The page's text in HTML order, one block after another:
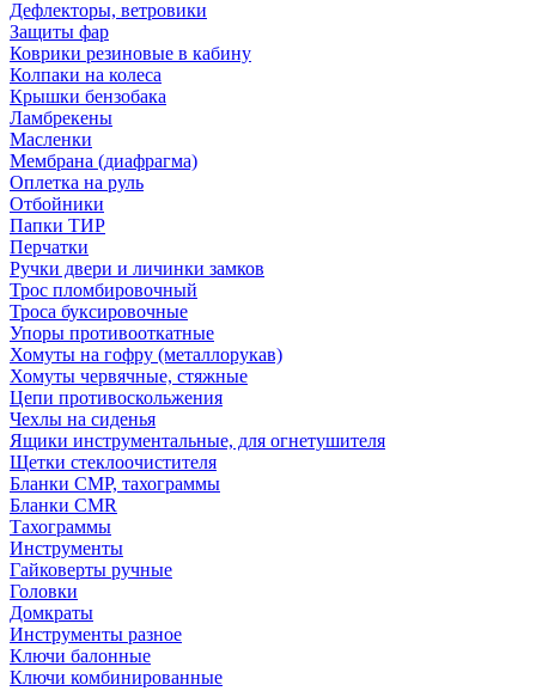
Дефлекторы, ветровики
Защиты фар
Коврики резиновые в кабину
Колпаки на колеса
Крышки бензобака
Ламбрекены
Масленки
Мембрана (диафрагма)
Оплетка на руль
Отбойники
Папки ТИР
Перчатки
Ручки двери и личинки замков
Трос пломбировочный
Троса буксировочные
Упоры противооткатные
Хомуты на гофру (металлорукав)
Хомуты червячные, стяжные
Цепи противоскольжения
Чехлы на сиденья
Ящики инструментальные, для огнетушителя
Щетки стеклоочистителя
Бланки СМР, тахограммы
Бланки CMR
Тахограммы
Инструменты
Гайковерты ручные
Головки
Домкраты
Инструменты разное
Ключи балонные
Ключи комбинированные